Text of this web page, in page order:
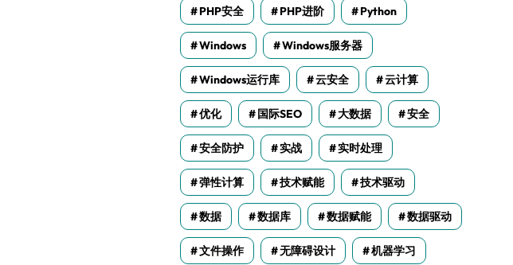
PHP安全 PHP进阶 Python
Windows Windows服务器
Windows运行库 云安全 云计算
优化 国际SEO 大数据 安全
安全防护 实战 实时处理
弹性计算 技术赋能 技术驱动
数据 数据库 数据赋能 数据驱动
文件操作 无障碍设计 机器学习